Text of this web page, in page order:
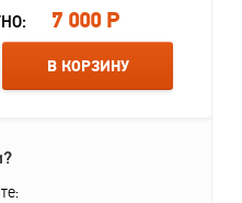
7 000 Р
В КОРЗИНУ